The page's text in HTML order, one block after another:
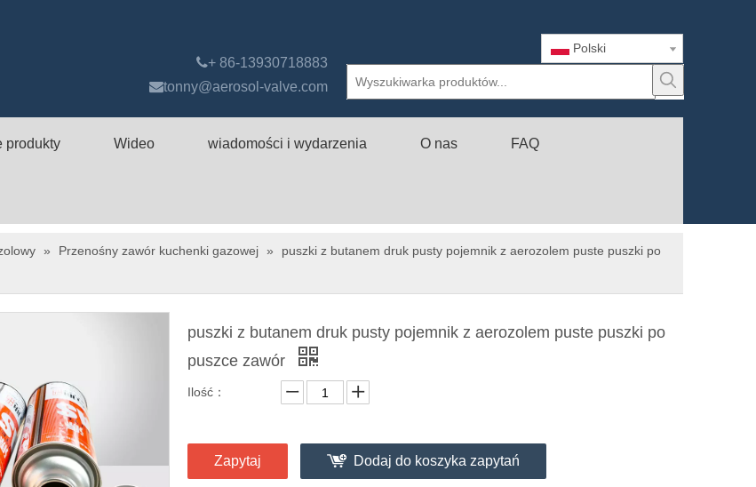
+ 86-13930718883
tonny@aerosol-valve.com
Polski
produkty Wideo wiadomości i wydarzenia O nas FAQ
» Przenośny zawór kuchenki gazowej »
puszki z butanem druk pusty pojemnik z aerozolem puste puszki po
puszki z butanem druk pusty pojemnik z aerozolem puste puszki po
puszce zawór
Ilość：
Zapytaj Dodaj do koszyka zapytań